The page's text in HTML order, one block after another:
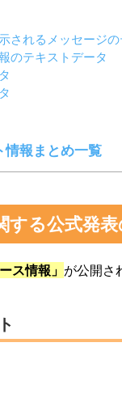
されるメッセージ
のテキストデータ
情報まとめ一覧
する公式発
ス情報」 が公開さ